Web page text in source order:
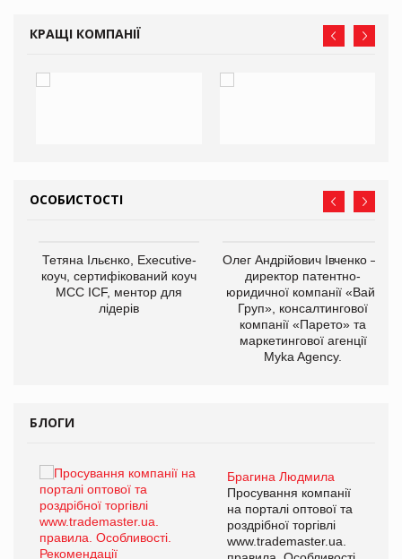
КРАЩІ КОМПАНІЇ
ОСОБИСТОСТІ
Тетяна Ільєнко, Executive-
коуч, сертифікований коуч
МСС ICF, ментор для
лідерів
Олег Андрійович Івченко —
директор патентно-
юридичної компанії «Вайз
Груп», консалтингової
компанії «Парето» та
маркетингової агенції
Myka Agency.
БЛОГИ
Брагина Людмила
Просування компанії
на порталі оптової та
роздрібної торгівлі
www.trademaster.ua.